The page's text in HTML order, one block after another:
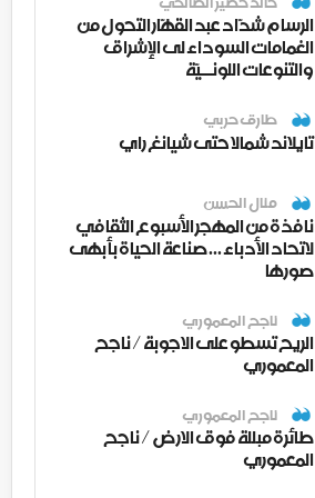
الرسام شدّاد عبد القهّار التحول من
الغمامات السوداء لى الإشراق
والتنوعات اللونــيّة
طارق حربي
تايلاند شمالا حتى شيانغ راي
منال الحسن
نافذة من المهجر الأسبوع الثقافي
لاتحاد الأدباء ... صناعة الحياة بأبهى
صورها
ناجح المعموري
الريح تسطو على الاجوبة / ناجح
المعموري
ناجح المعموري
طائرة مبللة فوق الارض / ناجح
المعموري